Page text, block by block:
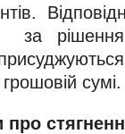
за
сумі.